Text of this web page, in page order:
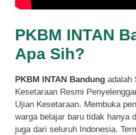
PKBM INTAN
Apa Sih?
PKBM INTAN Bandung adalah
Kesetaraan Resmi
Ujian Kesetaraan. Membuka
warga belajar baru tidak hanya
juga dari seluruh Indonesia.